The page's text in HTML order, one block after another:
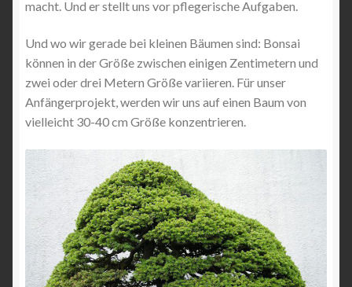
macht. Und er stellt uns vor pflegerische Aufgaben.
Und wo wir gerade bei kleinen Bäumen sind: Bonsai
können in der Größe zwischen einigen Zentimetern und
zwei oder drei Metern Größe variieren. Für unser
Anfängerprojekt, werden wir uns auf einen Baum von
vielleicht 30-40 cm Größe konzentrieren.